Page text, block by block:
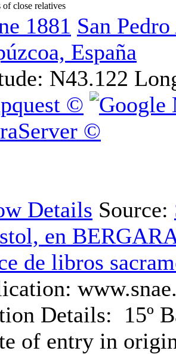
of close relatives
1881 San
España
N43.122
Source:
en BERGARA
de libros
Details: 15º
of entry in